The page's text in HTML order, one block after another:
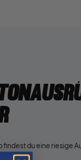
du eine riesige